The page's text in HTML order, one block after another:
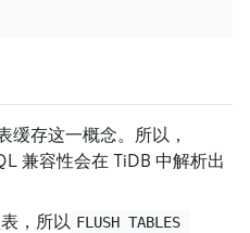
缓存这一概念。所以，
兼容性会在 TiDB 中解析出
，所以 FLUSH TABLES